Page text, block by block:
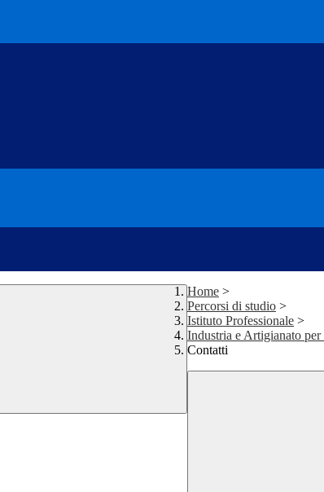
Home >
Percorsi di studio >
Istituto Professionale >
Industria e Artigianato
Contatti